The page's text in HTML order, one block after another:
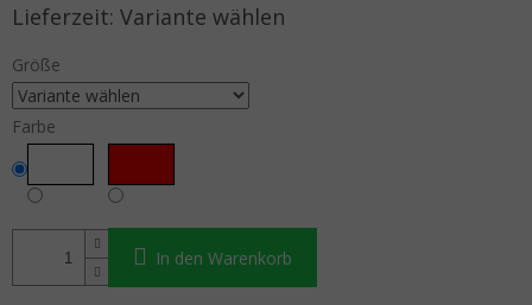
Verkaufspreis: Variante wählen
Größe
Farbe
In den Warenkorb